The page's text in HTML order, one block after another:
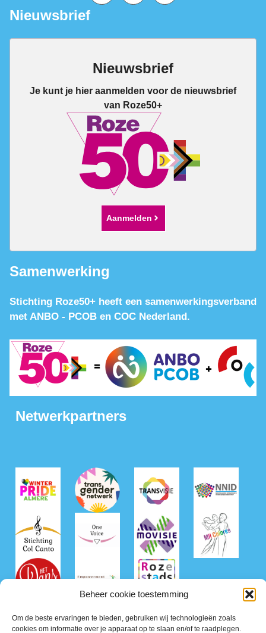
Beheer cookie toestemming
Om de beste ervaringen te bieden, gebruiken wij technologieën zoals
cookies om informatie over je apparaat op te slaan en/of te raadplegen.
Nieuwsbrief
Nieuwsbrief
Je kunt je hier aanmelden voor de nieuwsbrief
van Roze50+
Aanmelden
Samenwerking
Stichting Roze50+ heeft een samenwerkingsverband
met ANBO - PCOB en COC Nederland.
Netwerkpartners